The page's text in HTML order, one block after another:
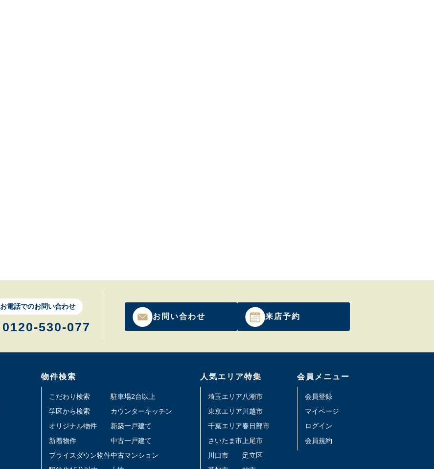
お電話でのお問い合わせ
0120-530-077
お問い合わせ 来店予約
物件検索
こだわり検索
学区から検索
オリジナル物件
新着物件
プライスダウン物件
駐車場2台以上
カウンターキッチン
新築一戸建て
中古一戸建て
中古マンション
人気エリア特集
埼玉エリア
東京エリア
千葉エリア
さいたま市
川口市
八潮市
川越市
春日部市
上尾市
足立区
会員メニュー
会員登録
マイページ
ログイン
会員規約